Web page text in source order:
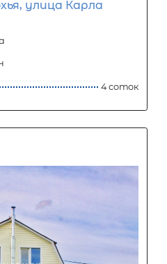
20
52 817
10 980 000